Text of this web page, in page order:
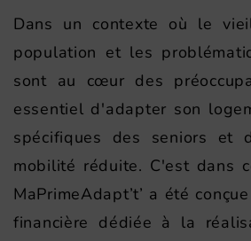
Dans un contexte où le
population et les
sont au cœur des
essentiel d'adapter son
spécifiques des seniors et
mobilité réduite. C'est dans
MaPrimeAdapt’t’ a été
financière dédiée à la